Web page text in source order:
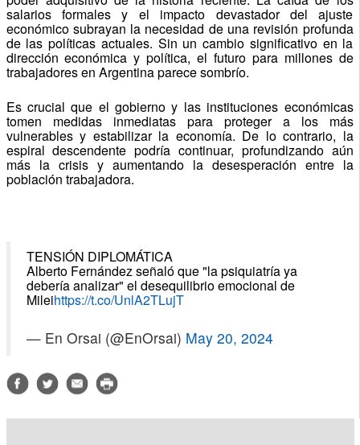
salarios formales y el impacto devastador del ajuste
económico subrayan la necesidad de una revisión profunda
de las políticas actuales. Sin un cambio significativo en la
dirección económica y política, el futuro para millones de
trabajadores en Argentina parece sombrío.
Es crucial que el gobierno y las instituciones económicas
tomen medidas inmediatas para proteger a los más
vulnerables y estabilizar la economía. De lo contrario, la
espiral descendente podría continuar, profundizando aún
más la crisis y aumentando la desesperación entre la
población trabajadora.
TENSIÓN DIPLOMÁTICA
Alberto Fernández señaló que "la psiquiatría ya
debería analizar" el desequilibrio emocional de
Mileihttps://t.co/UnlA2TLujT
— En Orsai (@EnOrsai) May 20, 2024